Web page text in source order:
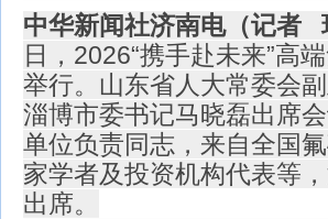
中华新闻社济南电（记者
日，2026“携手赴未来”高
举行。山东省人大常委会
淄博市委书记马晓磊出席
单位负责同志，来自全国
家学者及投资机构代表等
出席。